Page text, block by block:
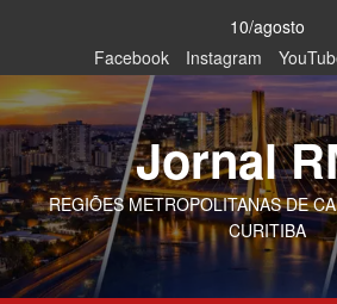
content
10/agosto
Facebook
Instagram
Jornal
REGIÕES METROPOLITANAS DE
CURITIBA